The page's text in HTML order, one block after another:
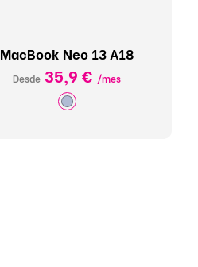
MacBook Neo 13 A18
Desde 35,9 € /mes